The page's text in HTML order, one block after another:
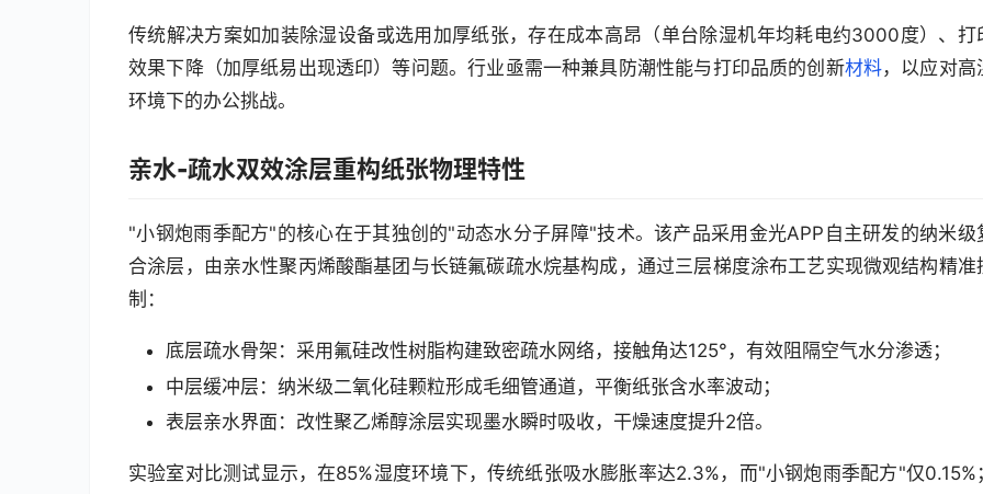
传统解决方案如加装除湿设备或选用加厚纸张，存在成本高昂（单台除湿机年均耗电约3000度）、打
效果下降（加厚纸易出现透印）等问题。行业亟需一种兼具防潮性能与打印品质的创新材料，以应对高
环境下的办公挑战。
亲水-疏水双效涂层重构纸张物理特性
"小钢炮雨季配方"的核心在于其独创的"动态水分子屏障"技术。该产品采用金光APP自主研发的纳米级
合涂层，由亲水性聚丙烯酸酯基团与长链氟碳疏水烷基构成，通过三层梯度涂布工艺实现微观结构精准
制：
底层疏水骨架：采用氟硅改性树脂构建致密疏水网络，接触角达125°，有效阻隔空气水分渗透；
中层缓冲层：纳米级二氧化硅颗粒形成毛细管通道，平衡纸张含水率波动；
表层亲水界面：改性聚乙烯醇涂层实现墨水瞬时吸收，干燥速度提升2倍。
实验室对比测试显示，在85%湿度环境下，传统纸张吸水膨胀率达2.3%，而"小钢炮雨季配方"仅0.15%；